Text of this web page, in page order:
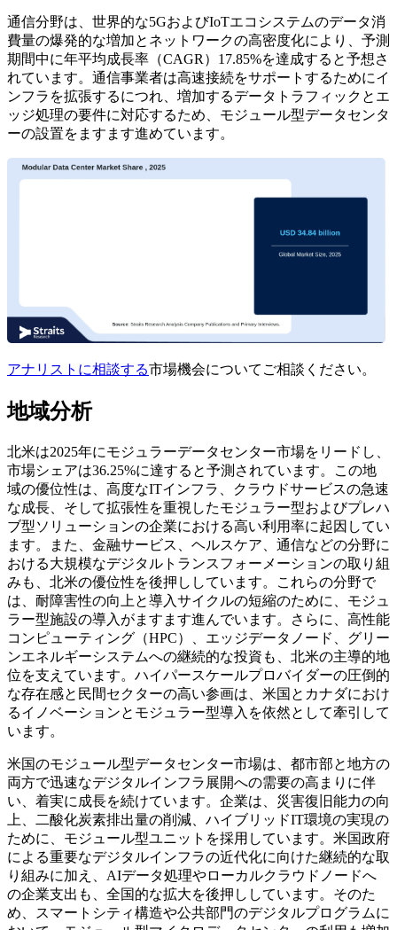
通信分野は、世界的な5GおよびIoTエコシステムのデータ消
費量の爆発的な増加とネットワークの高密度化により、予測
期間中に年平均成長率（CAGR）17.85%を達成すると予想さ
れています。通信事業者は高速接続をサポートするためにイ
ンフラを拡張するにつれ、増加するデータトラフィックとエ
ッジ処理の要件に対応するため、モジュール型データセンタ
ーの設置をますます進めています。
アナリストに相談する市場機会についてご相談ください。
地域分析
北米は2025年にモジュラーデータセンター市場をリードし、
市場シェアは36.25%に達すると予測されています。この地
域の優位性は、高度なITインフラ、クラウドサービスの急速
な成長、そして拡張性を重視したモジュラー型およびプレハ
ブ型ソリューションの企業における高い利用率に起因してい
ます。また、金融サービス、ヘルスケア、通信などの分野に
おける大規模なデジタルトランスフォーメーションの取り組
みも、北米の優位性を後押ししています。これらの分野で
は、耐障害性の向上と導入サイクルの短縮のために、モジュ
ラー型施設の導入がますます進んでいます。さらに、高性能
コンピューティング（HPC）、エッジデータノード、グリー
ンエネルギーシステムへの継続的な投資も、北米の主導的地
位を支えています。ハイパースケールプロバイダーの圧倒的
な存在感と民間セクターの高い参画は、米国とカナダにおけ
るイノベーションとモジュラー型導入を依然として牽引して
います。
米国のモジュール型データセンター市場は、都市部と地方の
両方で迅速なデジタルインフラ展開への需要の高まりに伴
い、着実に成長を続けています。企業は、災害復旧能力の向
上、二酸化炭素排出量の削減、ハイブリッドIT環境の実現の
ために、モジュール型ユニットを採用しています。米国政府
による重要なデジタルインフラの近代化に向けた継続的な取
り組みに加え、AIデータ処理やローカルクラウドノードへ
の企業支出も、全国的な拡大を後押ししています。そのた
め、スマートシティ構造や公共部門のデジタルプログラムに